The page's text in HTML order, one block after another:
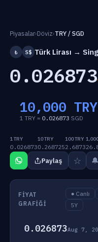
Piyasalar›Döviz›TRY / SGD
₺ S$ Türk Lirası →
0.026873
10,000
1 TRY = 0.026873 SGD
1 TRY
0.026873
10 TRY
0.268725
100 TRY
2.6873
Paylaş ☆ 🔔
FIYAT
GRAFIĞI
● Canlı
5Y
0.026873Aug 7,